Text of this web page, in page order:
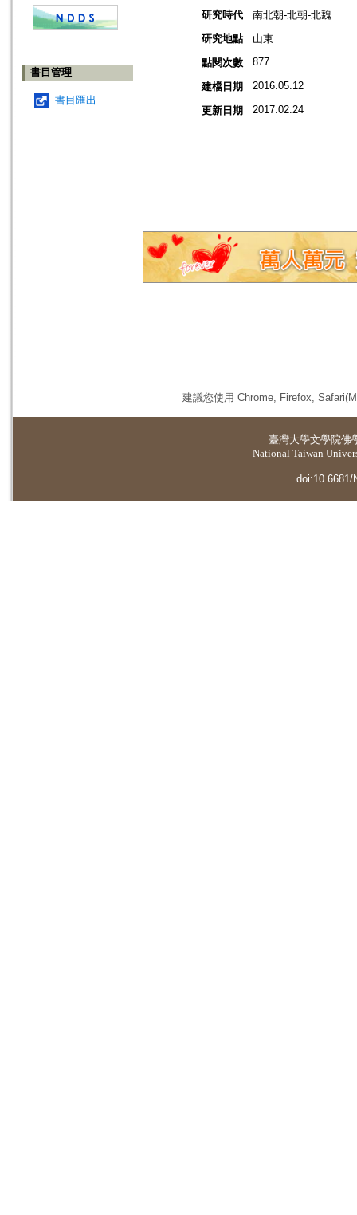
書目管理
書目匯出
研究時代
南北朝-北朝-北魏
研究地點
山東
點閱次數
877
建檔日期 2016.05.12
更新日期 2017.02.24
建議您使用 Chrome, Firefox,
臺灣大學文學院佛
National Taiwan
doi:10.6681/